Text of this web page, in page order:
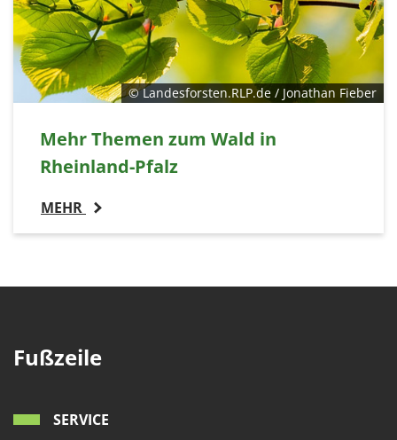
© Landesforsten.RLP.de / Jonathan Fieber
Mehr Themen zum Wald in
Rheinland-Pfalz
MEHR
Fußzeile
SERVICE